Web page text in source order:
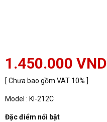
1.450.000 VND
[ Chưa bao gồm VAT 10% ]
Model : KI-212C
Đặc điểm nổi bật